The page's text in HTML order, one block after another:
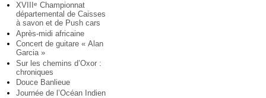
XVIII
e Championnat
départemental de Caisses
à savon et de Push cars
Après-midi africaine
Concert de guitare « Alan
Garcia »
Sur les chemins d’Oxor :
chroniques
Douce Banlieue
Journée de l’Océan Indien